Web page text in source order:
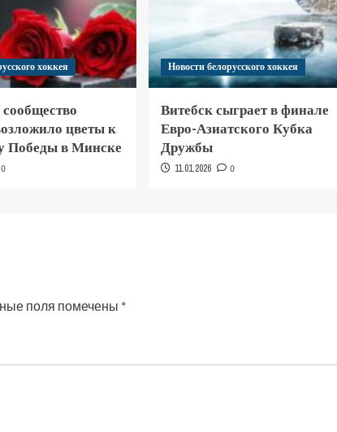
хоккея
цветы к
Победы в Минске
0
Новости белорусского хоккея
Витебск сыграет в финале
Евро-Азиатского Кубка
Дружбы
11.01.2026 0
поля помечены *